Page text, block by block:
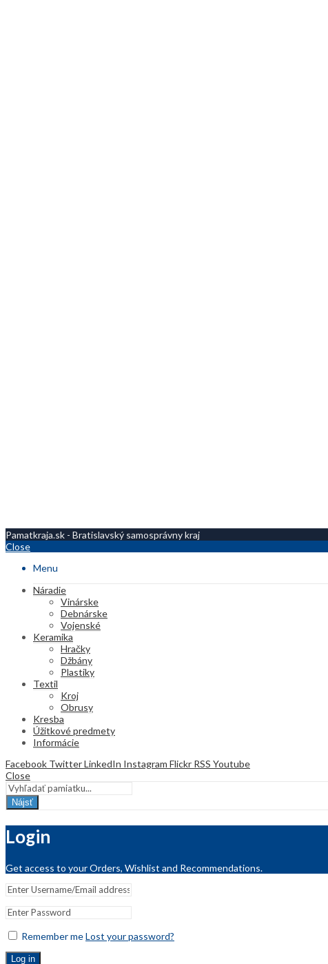
Pamatkraja.sk - Bratislavský samosprávny kraj
Close
Menu
Náradie
Vinárske
Debnárske
Vojenské
Keramika
Hračky
Džbány
Plastiky
Textil
Kroj
Obrusy
Kresba
Úžitkové predmety
Informácie
Facebook TwitterLinkedIn Instagram Flickr RSS Youtube
Close
Nájsť
Login
Get access to your Orders, Wishlist and Recommendations.
Remember meLost your password?
Log in